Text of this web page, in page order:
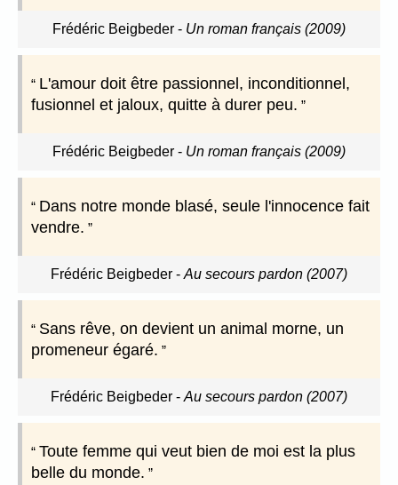
Frédéric Beigbeder - Un roman français (2009)
L'amour doit être passionnel, inconditionnel,
fusionnel et jaloux, quitte à durer peu.
Frédéric Beigbeder - Un roman français (2009)
Dans notre monde blasé, seule l'innocence fait
vendre.
Frédéric Beigbeder - Au secours pardon (2007)
Sans rêve, on devient un animal morne, un
promeneur égaré.
Frédéric Beigbeder - Au secours pardon (2007)
Toute femme qui veut bien de moi est la plus
belle du monde.